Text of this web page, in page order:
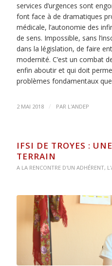
services d’urgences sont
font face à de dramatiques
médicale, l’autonomie des
de sens. Impossible, sans
dans la législation, de faire
modernité. C’est un combat
enfin aboutir et qui doit
problèmes fondamentaux
2 MAI 2018 / PAR L'ANDEP
IFSI DE TROYES :
TERRAIN
A LA RENCONTRE D'UN ADHÉRENT,